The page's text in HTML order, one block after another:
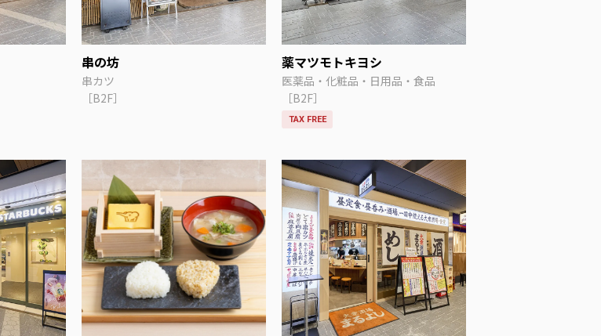
串の坊
串カツ
［B2F］
薬マツモトキヨシ
医薬品・化粧品・日用品・食品
［B2F］
TAX FREE